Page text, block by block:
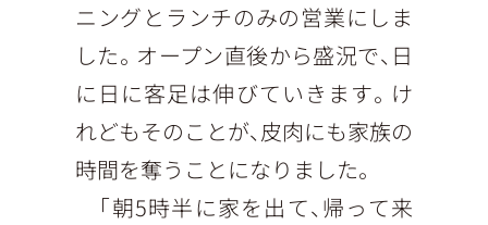
ニングとランチのみの営業にしま
した。オープン直後から盛況で、日
に日に客足は伸びていきます。け
れどもそのことが、皮肉にも家族の
時間を奪うことになりました。
「朝5時半に家を出て、帰って来